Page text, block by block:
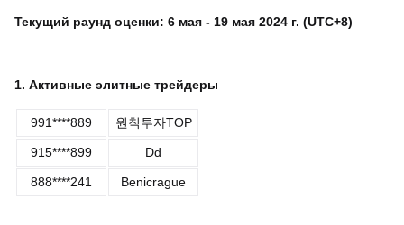
Текущий раунд оценки: 6 мая - 19 мая 2024 г. (UTC+8)
1. Активные элитные трейдеры
991****889 원칙투자TOP
915****899 Dd
888****241 Benicrague